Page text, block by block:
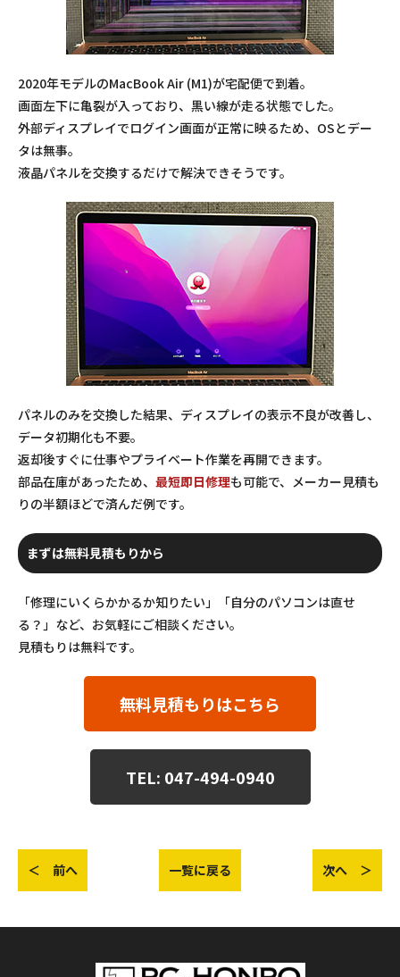
2020年モデルのMacBook Air (M1)が宅配便で到着。
画面左下に亀裂が入っており、黒い線が走る状態でした。
外部ディスプレイでログイン画面が正常に映るため、OSとデー
タは無事。
液晶パネルを交換するだけで解決できそうです。
パネルのみを交換した結果、ディスプレイの表示不良が改善し、
データ初期化も不要。
返却後すぐに仕事やプライベート作業を再開できます。
部品在庫があったため、 最短即日修理も可能で、メーカー見積も
りの半額ほどで済んだ例です。
まずは無料見積もりから
「修理にいくらかかるか知りたい」「自分のパソコンは直せ
る？」など、お気軽にご相談ください。
見積もりは無料です。
無料見積もりはこちら
TEL: 047-494-0940
＜ 前へ 一覧に戻る 次へ ＞